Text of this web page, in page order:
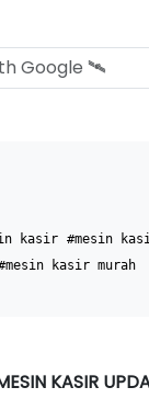
kasir #mesin
kasir murah
KASIR